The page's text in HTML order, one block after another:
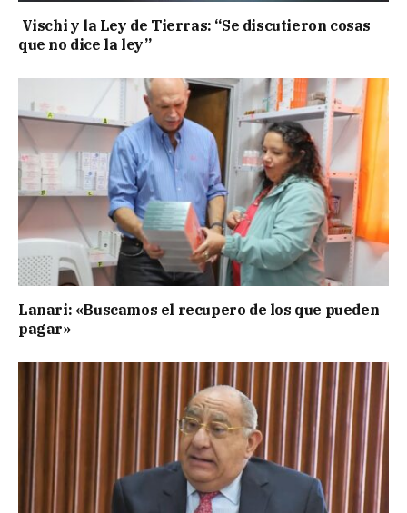
Vischi y la Ley de Tierras: “Se discutieron cosas
que no dice la ley”
Lanari: «Buscamos el recupero de los que pueden
pagar»